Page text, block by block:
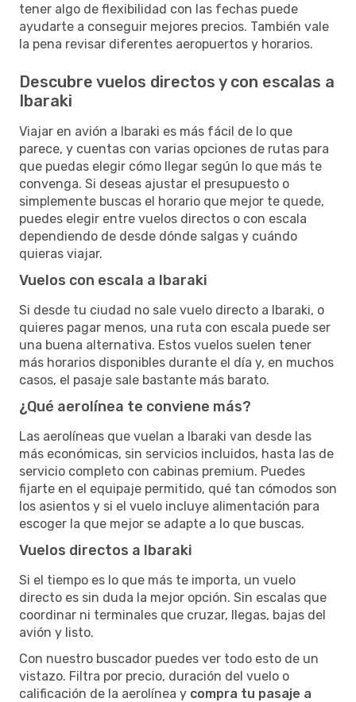
tener algo de flexibilidad con las fechas puede
ayudarte a conseguir mejores precios. También vale
la pena revisar diferentes aeropuertos y horarios.
Descubre vuelos directos y con escalas a
Ibaraki
Viajar en avión a Ibaraki es más fácil de lo que
parece, y cuentas con varias opciones de rutas para
que puedas elegir cómo llegar según lo que más te
convenga. Si deseas ajustar el presupuesto o
simplemente buscas el horario que mejor te quede,
puedes elegir entre vuelos directos o con escala
dependiendo de desde dónde salgas y cuándo
quieras viajar.
Vuelos con escala a Ibaraki
Si desde tu ciudad no sale vuelo directo a Ibaraki, o
quieres pagar menos, una ruta con escala puede ser
una buena alternativa. Estos vuelos suelen tener
más horarios disponibles durante el día y, en muchos
casos, el pasaje sale bastante más barato.
¿Qué aerolínea te conviene más?
Las aerolíneas que vuelan a Ibaraki van desde las
más económicas, sin servicios incluidos, hasta las de
servicio completo con cabinas premium. Puedes
fijarte en el equipaje permitido, qué tan cómodos son
los asientos y si el vuelo incluye alimentación para
escoger la que mejor se adapte a lo que buscas.
Vuelos directos a Ibaraki
Si el tiempo es lo que más te importa, un vuelo
directo es sin duda la mejor opción. Sin escalas que
coordinar ni terminales que cruzar, llegas, bajas del
avión y listo.
Con nuestro buscador puedes ver todo esto de un
vistazo. Filtra por precio, duración del vuelo o
calificación de la aerolínea y compra tu pasaje a